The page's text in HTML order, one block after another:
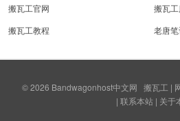
搬瓦工官网
搬瓦
搬瓦工教程
老唐
© 2026 Bandwagonhost中文网 搬瓦工 |
| 联系本站| 关于